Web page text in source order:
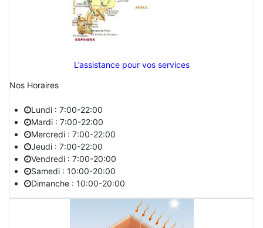
L’assistance pour vos services
Nos Horaires
Lundi : 7:00-22:00
Mardi : 7:00-22:00
Mercredi : 7:00-22:00
Jeudi : 7:00-22:00
Vendredi : 7:00-20:00
Samedi : 10:00-20:00
Dimanche : 10:00-20:00